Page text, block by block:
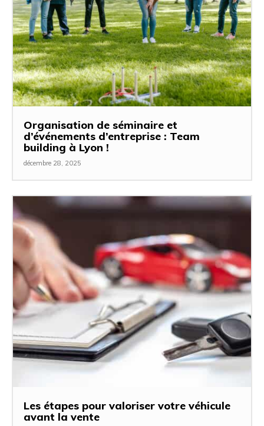
Organisation de séminaire et
d’événements d’entreprise : Team
building à Lyon !
décembre 28, 2025
Les étapes pour valoriser votre véhicule
avant la vente